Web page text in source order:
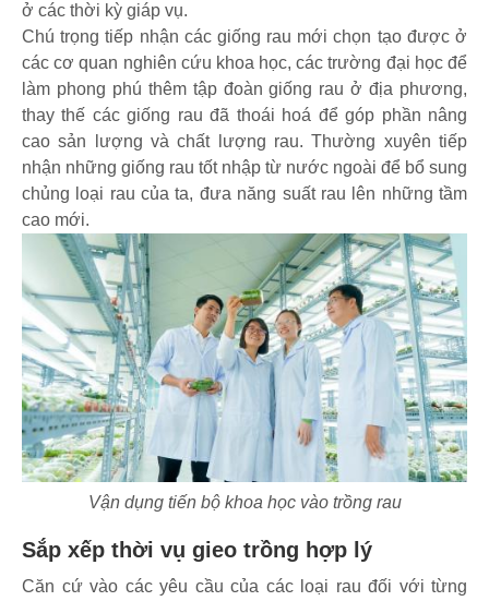
ở các thời kỳ giáp vụ.
Chú trọng tiếp nhận các giống rau mới chọn tạo được ở
các cơ quan nghiên cứu khoa học, các trường đại học để
làm phong phú thêm tập đoàn giống rau ở địa phương,
thay thế các giống rau đã thoái hoá để góp phần nâng
cao sản lượng và chất lượng rau. Thường xuyên tiếp
nhận những giống rau tốt nhập từ nước ngoài để bổ sung
chủng loại rau của ta, đưa năng suất rau lên những tầm
cao mới.
Vận dụng tiến bộ khoa học vào trồng rau
Sắp xếp thời vụ gieo trồng hợp lý
Căn cứ vào các yêu cầu của các loại rau đối với từng